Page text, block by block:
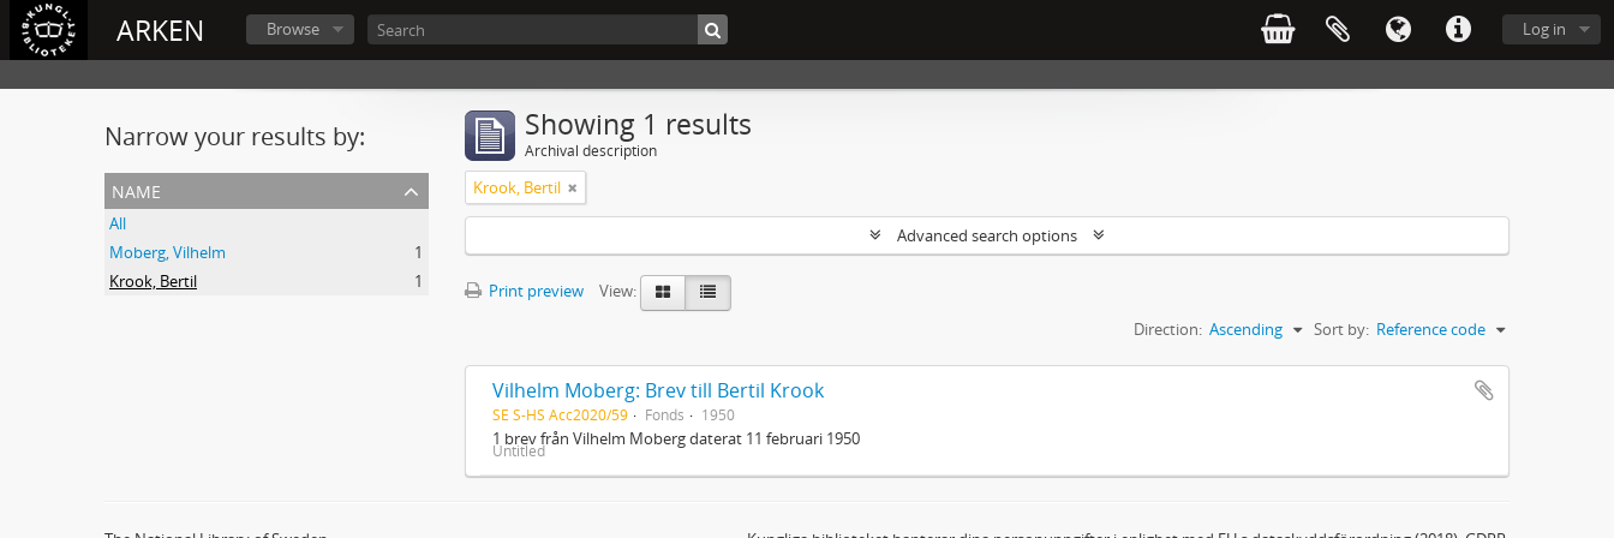
ARKEN Log in
Browse
Narrow your results by:
name
All
Moberg, Vilhelm
1
Krook, Bertil
1
Showing 1 results
Archival description
Krook, Bertil
Advanced search options
Print preview
View:
Sort by: Reference code
Direction: Ascending
Vilhelm Moberg: Brev till Bertil Krook
SE S-HS Acc2020/59 Fonds 1950
1 brev från Vilhelm Moberg daterat 11 februari 1950
Untitled